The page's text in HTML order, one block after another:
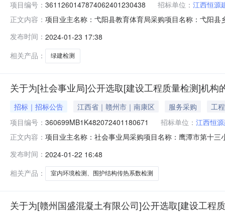
项目编号： 3611260147874062401230438 招标单位： 江西恒源
正文内容： 项目业主名称：弋阳县教育体育局采购项目名称：弋阳
无服务内容：中空玻璃露点、中空玻璃遮阳系数、可见
发布时间： 2024-01-23 17:38
相关产品：
绿建检测
关于为[社会事业局]公开选取[建设工程质量检测]机构
招标｜招标公告 江西省｜赣州市｜南康区 服务采购
工程
项目编号： 360699MB1K482072401180671 招标单位： 江西恒
正文内容： 项目业主名称：社会事业局采购项目名称：鹰潭市第十
筑节能（围护结构传热系数）洽谈时间：3（个工作日）
发布时间： 2024-01-22 16:48
相关产品：
室内环境检测、围护结构传热系数检测
关于为[赣州国盛混凝土有限公司]公开选取[建设工程